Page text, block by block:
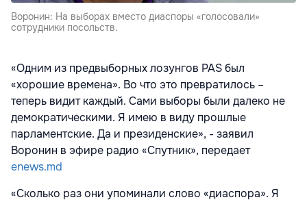
Воронин: На выборах вместо диаспоры «голосовали»
сотрудники посольств.
«Одним из предвыборных лозунгов PAS был
«хорошие времена». Во что это превратилось –
теперь видит каждый. Сами выборы были далеко не
демократическими. Я имею в виду прошлые
парламентские. Да и президенские», - заявил
Воронин в эфире радио «Спутник», передает
enews.md
«Сколько раз они упоминали слово «диаспора». Я